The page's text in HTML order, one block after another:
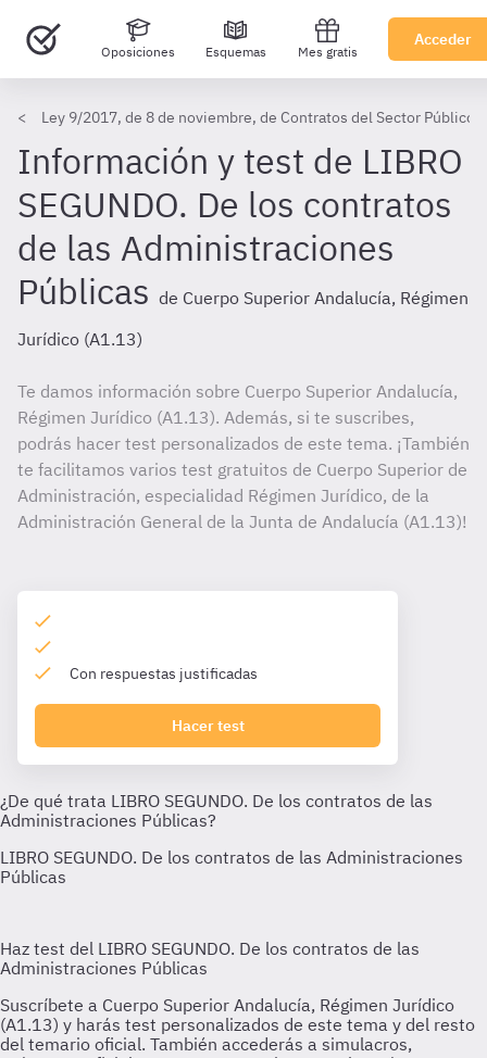
Oposiciones Esquemas Mes gratis
Acceder
Ley 9/2017, de 8 de noviembre, de Contratos del Sector
Información y test de LIBRO
SEGUNDO. De los contratos
de las Administraciones
Públicas de Cuerpo Superior Andalucía, Régimen
Jurídico (A1.13)
Te damos información sobre Cuerpo Superior Andalucía,
Régimen Jurídico (A1.13). Además, si te suscribes,
podrás hacer test personalizados de este tema. ¡También
te facilitamos varios test gratuitos de Cuerpo Superior de
Administración, especialidad Régimen Jurídico, de la
Administración General de la Junta de Andalucía (A1.13)!
Con respuestas justificadas
Hacer test